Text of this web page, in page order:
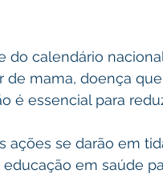
do calendário
de mama, doença
é essencial para
ações se darão em
em saúde